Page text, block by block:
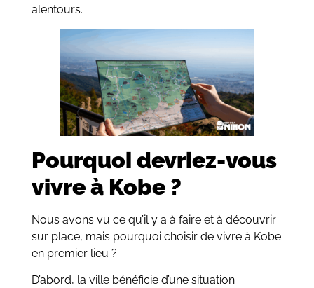
alentours.
Pourquoi devriez-vous
vivre à Kobe ?
Nous avons vu ce qu’il y a à faire et à découvrir
sur place, mais pourquoi choisir de vivre à Kobe
en premier lieu ?
D’abord, la ville bénéficie d’une situation